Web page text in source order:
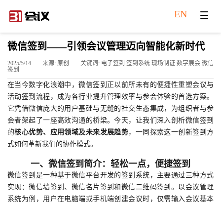
EN
微信签到——引领会议管理迈向智能化新时代
2025/5/14 来源: 原创
关键词: 电子签到 签到系统 现场制证 数字展会 微信
签到
在当今数字化浪潮中，微信签到正以前所未有的便捷性重塑会议与
活动签到流程，成为各行业提升管理效率与参会体验的首选方案。
它凭借微信庞大的用户基础与无缝的社交生态集成，为组织者与参
会者架起了一座高效沟通的桥梁。今天，让我们深入剖析微信签到
的核心优势、应用领域及未来发展趋势，一同探索这一创新签到方
式如何革新我们的协作模式。
一、微信签到简介：轻松一点，便捷签到
微信签到是一种基于微信平台开发的签到系统，主要通过三种方式
实现：微信墙签到、微信名片签到和微信二维码签到。以会议管理
系统为例，用户在电脑端或手机端创建会议时，仅需输入会议基本